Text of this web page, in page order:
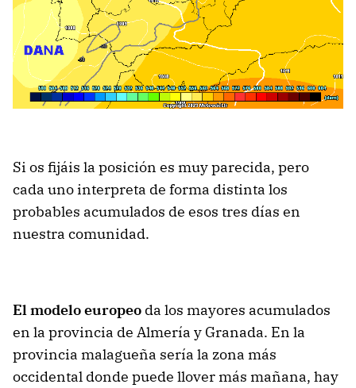
Si os fijáis la posición es muy parecida, pero
cada uno interpreta de forma distinta los
probables acumulados de esos tres días en
nuestra comunidad.
El modelo europeo da los mayores acumulados
en la provincia de Almería y Granada. En la
provincia malagueña sería la zona más
occidental donde puede llover más mañana, hay